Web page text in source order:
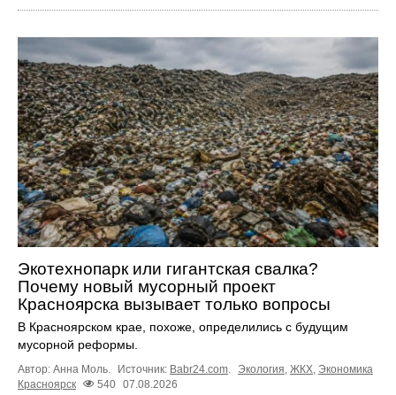
Экотехнопарк или гигантская свалка?
Почему новый мусорный проект
Красноярска вызывает только вопросы
В Красноярском крае, похоже, определились с будущим
мусорной реформы.
Автор: Анна Моль. Источник: Babr24.com. Экология, ЖКХ, Экономика
Красноярск
540 07.08.2026